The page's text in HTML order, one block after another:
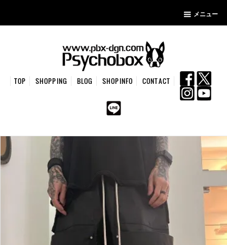
メニュー
TOP SHOPPING BLOG SHOPINFO CONTACT